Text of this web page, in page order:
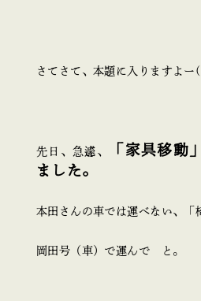
さてさて、本題に入りますよ
先日、急遽、
「家具移動
ました。
本田さんの車では運べない、「
岡田号（車）で運んで と。